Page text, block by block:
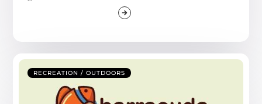
RECREATION / OUTDOORS